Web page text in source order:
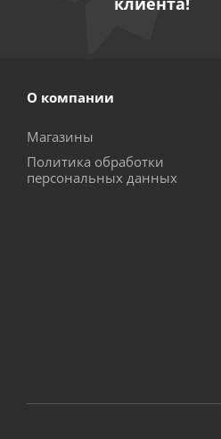
О компании
Магазины
Политика обработки
персональных данных